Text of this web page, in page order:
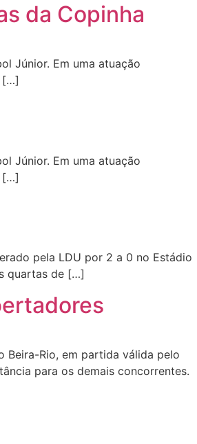
da Copinha
Júnior. Em uma atuação
[…]
Júnior. Em uma atuação
[…]
pela LDU por 2 a 0 no Estádio
quartas de […]
Beira-Rio, em partida válida pelo
para os demais concorrentes.